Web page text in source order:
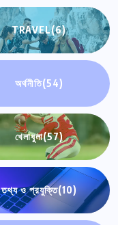
TRAVEL(6)
অর্থনীতি(54)
খেলাধুলা(57)
তথ্য ও প্রযুক্তি(10)